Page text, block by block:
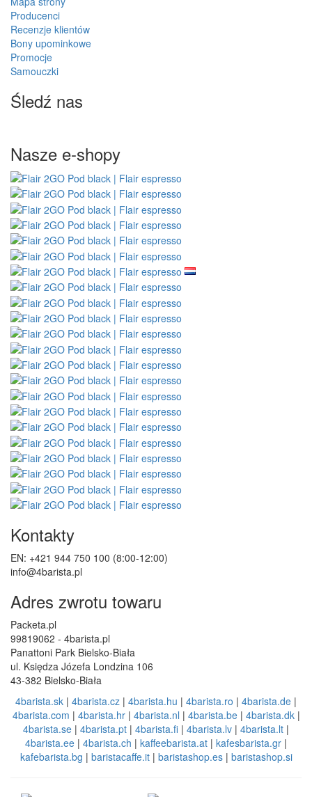
Producenci
Recenzje klientów
Bony upominkowe
Promocje
Samouczki
Śledź nas
Nasze e-shopy
Kontakty
EN: +421 944 750 100 (8:00-12:00)
info@4barista.pl
Adres zwrotu towaru
Packeta.pl
99819062 - 4barista.pl
Panattoni Park Bielsko-Biała
ul. Księdza Józefa Londzina 106
43-382 Bielsko-Biała
4barista.sk | 4barista.cz | 4barista.hu | 4barista.ro | 4barista.de |
4barista.com | 4barista.hr| 4barista.nl | 4barista.be| 4barista.dk|
4barista.se | 4barista.pt | 4barista.fi | 4barista.lv | 4barista.lt |
4barista.ee | 4barista.ch | kaffeebarista.at | kafesbarista.gr |
kafebarista.bg | baristacaffe.it| baristashop.es| baristashop.si